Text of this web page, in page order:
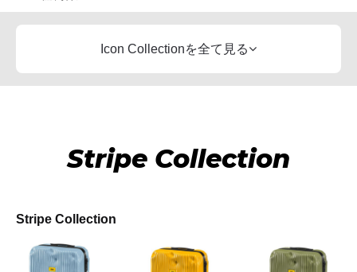
Icon Collectionを全て見る
Stripe Collection
Stripe Collection